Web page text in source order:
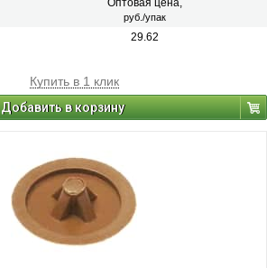
Оптовая цена,
руб./упак
29.62
Купить в 1 клик
Добавить в корзину